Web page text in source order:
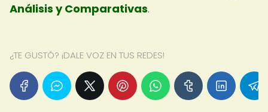
Análisis y Comparativas.
¿TE GUSTÓ? ¡DALE VOZ EN TUS REDES!